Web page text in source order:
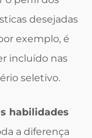
desejadas
exemplo, é
incluído nas
seletivo.
habilidades
a diferença